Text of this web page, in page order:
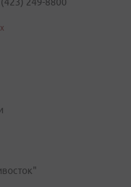
249-8800